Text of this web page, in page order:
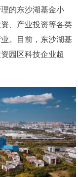
的东沙湖基金小
、产业投资等各类
。目前，东沙湖基
园区科技企业超